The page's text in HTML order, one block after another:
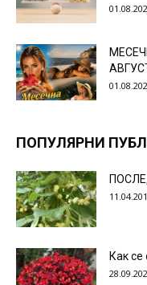
ПОПУЛЯРНИ
Как